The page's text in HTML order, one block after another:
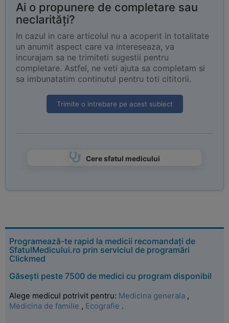
Ai o propunere de completare sau
neclarități?
In cazul in care articolul nu a acoperit in totalitate
un anumit aspect care va intereseaza, va
incurajam sa ne trimiteti sugestii pentru
completare. Astfel, ne veti ajuta sa completam si
sa imbunatatim continutul pentru toti cititorii.
Trimite o intrebare pe acest subiect
Cere sfatul medicului
Programează-te rapid la medicii recomandați de
SfatulMedicului.ro prin serviciul de programări
Clickmed
Găsești peste 7500 de medici cu program disponibil
Alege medicul potrivit pentru: Medicina generala ,
Medicina de familie , Ecografie .